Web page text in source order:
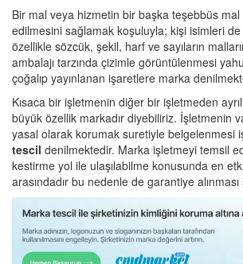
Bir mal veya hizmetin bir başka teşebbüs mal
edilmesini sağlamak koşuluyla; kişi isimleri
özellikle sözcük, şekil, harf ve sayıların
ambalajı tarzında çizimle görüntülenmesi
çoğalıp yayınlanan işaretlere marka
Kısaca bir işletmenin diğer bir işletmeden
büyük özellik markadır diyebiliriz. İşletmenin
yasal olarak korumak suretiyle belgelenmesi
tescil denilmektedir. Marka işletmeyi temsil
kestirme yol ile ulaşılabilme konusunda en
arasındadır bu nedenle de garantiye alınması